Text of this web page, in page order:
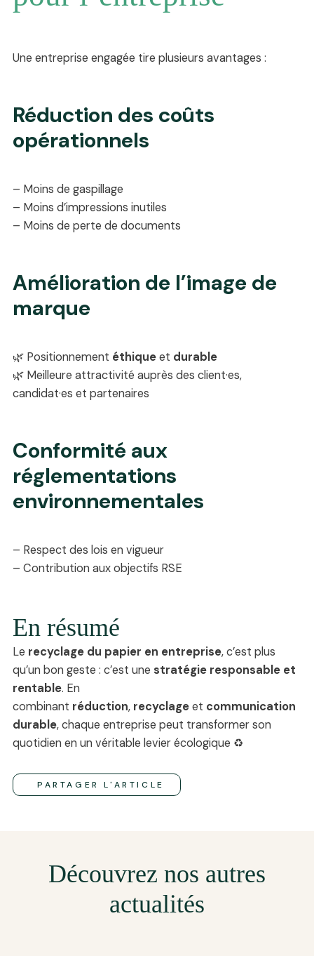
Une entreprise engagée tire plusieurs avantages :
Réduction des coûts
opérationnels
– Moins de gaspillage
– Moins d’impressions inutiles
– Moins de perte de documents
Amélioration de l’image de
marque
🌿 Positionnement éthiqueet durable
🌿 Meilleure attractivité auprès des client·es,
candidat·es et partenaires
Conformité aux
réglementations
environnementales
– Respect des lois en vigueur
– Contribution aux objectifs RSE
En résumé
Le recyclage du papier en entreprise, c’est plus
qu’un bon geste : c’est une stratégie responsable et
rentable. En
combinant réduction, recyclageet communication
durable, chaque entreprise peut transformer son
quotidien en un véritable levier écologique ♻️
PARTAGER L'ARTICLE
Découvrez nos autres
actualités